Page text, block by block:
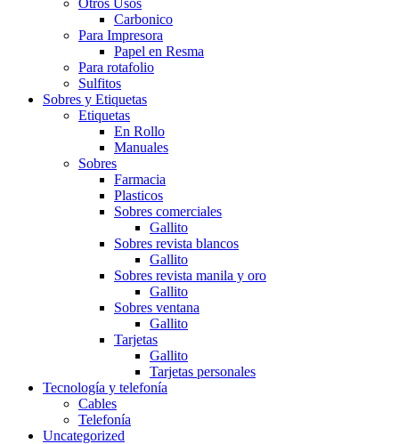
Carbonico
Para Impresora
Papel en Resma
Para rotafolio
Sulfitos
Sobres y Etiquetas
Etiquetas
En Rollo
Manuales
Sobres
Farmacia
Plasticos
Sobres comerciales
Gallito
Sobres revista blancos
Gallito
Sobres revista manila y oro
Gallito
Sobres ventana
Gallito
Tarjetas
Gallito
Tarjetas personales
Tecnología y telefonía
Cables
Telefonía
Uncategorized